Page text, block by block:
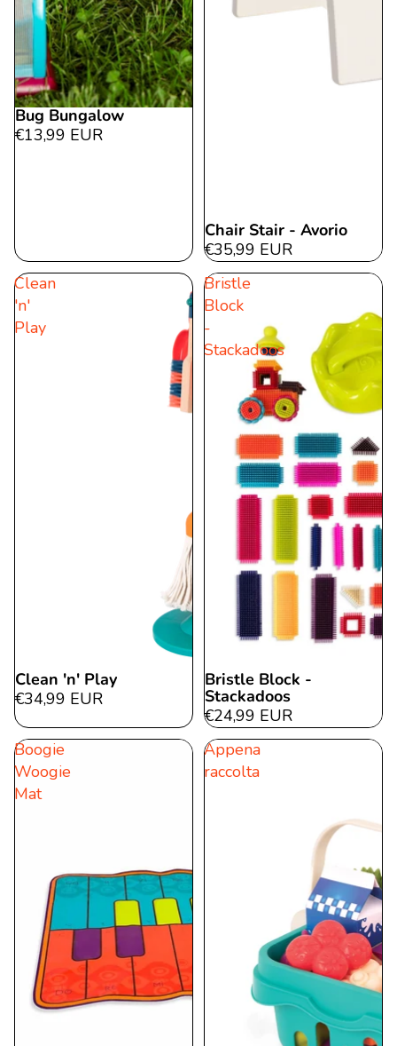
Bug Bungalow
€13,99 EUR
Chair Stair - Avorio
€35,99 EUR
Clean
'n'
Play
Clean 'n' Play
€34,99 EUR
Bristle
Block
-
Stackadoos
Bristle Block -
Stackadoos
€24,99 EUR
Boogie
Woogie
Mat
Appena
raccolta